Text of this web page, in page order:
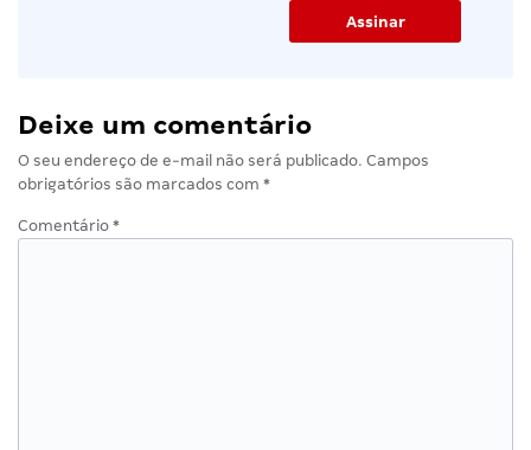
Deixe um comentário
O seu endereço de e-mail não será publicado. Campos
obrigatórios são marcados com *
Comentário *